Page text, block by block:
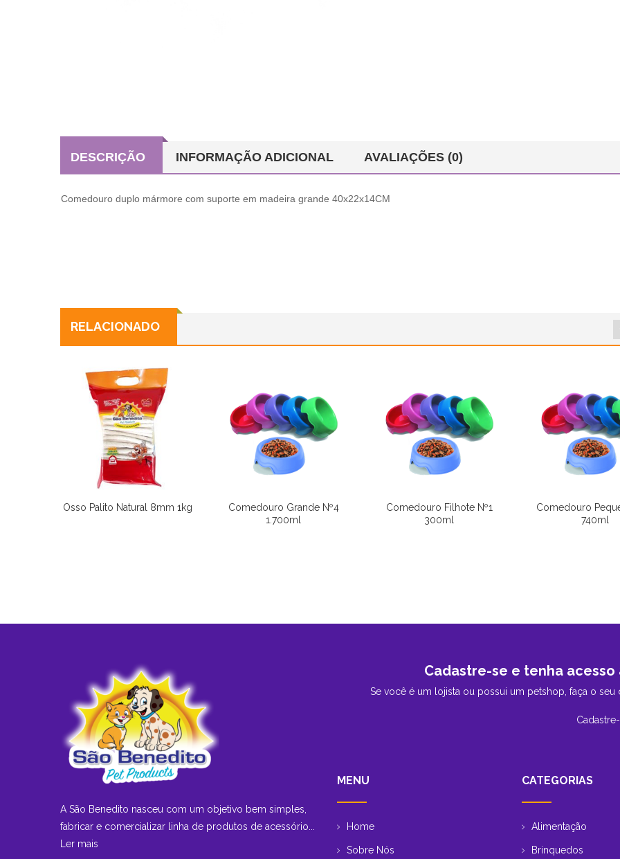
DESCRIÇÃO INFORMAÇÃO ADICIONAL AVALIAÇÕES (0)
Comedouro duplo mármore com suporte em madeira grande 40x22x14CM
RELACIONADO
Osso Palito Natural 8mm 1kg
Comedouro Grande Nº4
1.700ml
Comedouro Filhote Nº1
300ml
Comedouro
740ml
A São Benedito nasceu com um objetivo bem simples,
fabricar e comercializar linha de produtos de acessório...
Ler mais
Cadastre-se e tenha
Se você é um lojista ou possui um petshop, faça o
MENU
Home
Sobre Nós
CATEGORIAS
Alimentação
Brinquedos